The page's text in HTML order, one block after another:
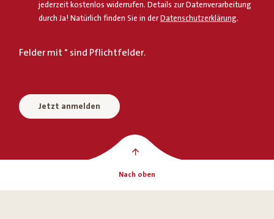
jederzeit kostenlos widerrufen. Details zur Datenverarbeitung
durch Ja! Natürlich finden Sie in der Datenschutzerklärung.
Felder mit * sind Pflichtfelder.
Jetzt anmelden
Nach oben